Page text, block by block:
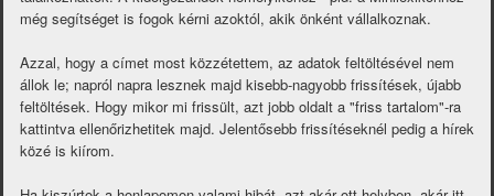
még segítséget is fogok kérni azoktól, akik önként vállalkoznak.
Azzal, hogy a címet most közzétettem, az adatok feltöltésével nem
állok le; napról napra lesznek majd kisebb-nagyobb frissítések, újabb
feltöltések. Hogy mikor mi frissült, azt jobb oldalt a "friss tartalom"-ra
kattintva ellenőrizhetitek majd. Jelentősebb frissítéseknél pedig a hírek
közé is kiírom.